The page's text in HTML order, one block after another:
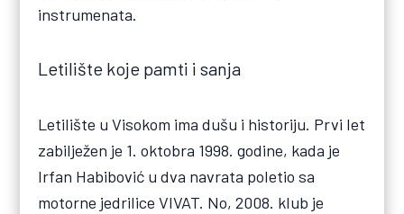
instrumenata.
Letilište koje pamti i sanja
Letilište u Visokom ima dušu i historiju. Prvi let
zabilježen je 1. oktobra 1998. godine, kada je
Irfan Habibović u dva navrata poletio sa
motorne jedrilice VIVAT. No, 2008. klub je